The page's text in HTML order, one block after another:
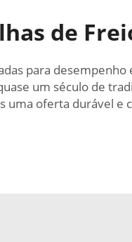
de
para desempenho
um século de
uma oferta durável e